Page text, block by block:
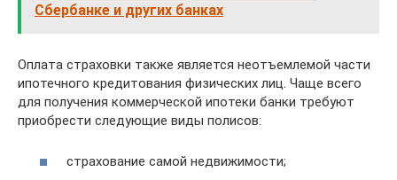
Сбербанке и других банках
Оплата страховки также является неотъемлемой части
ипотечного кредитования физических лиц. Чаще всего
для получения коммерческой ипотеки банки требуют
приобрести следующие виды полисов:
страхование самой недвижимости;